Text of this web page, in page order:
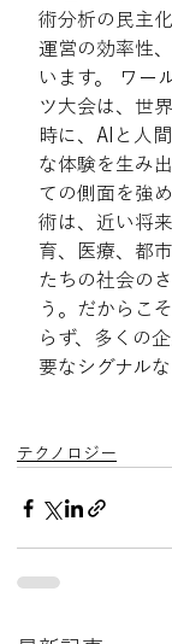
術分析の民主
運営の効率性
います。 ワー
ツ大会は、世
時に、AIと人
な体験を生み
ての側面を強
術は、近い将
育、医療、都
たちの社会の
う。だからこ
らず、多くの
要なシグナル
テクノロジー